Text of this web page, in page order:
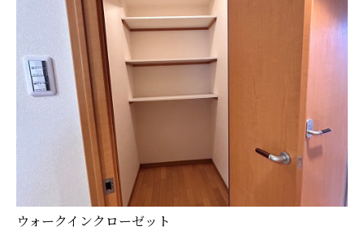
ウォークインクローゼット